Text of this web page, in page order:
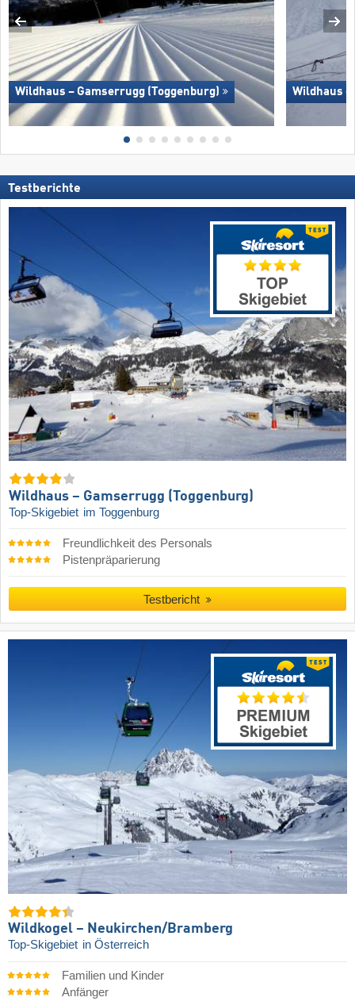
Wildhaus – Gamserrugg (Toggenburg) Wildhaus –
Testberichte
Wildhaus – Gamserrugg (Toggenburg)
Top-Skigebiet im Toggenburg
Freundlichkeit des Personals
Pistenpräparierung
Testbericht
Wildkogel – Neukirchen/​Bramberg
Top-Skigebiet in Österreich
Familien und Kinder
Anfänger